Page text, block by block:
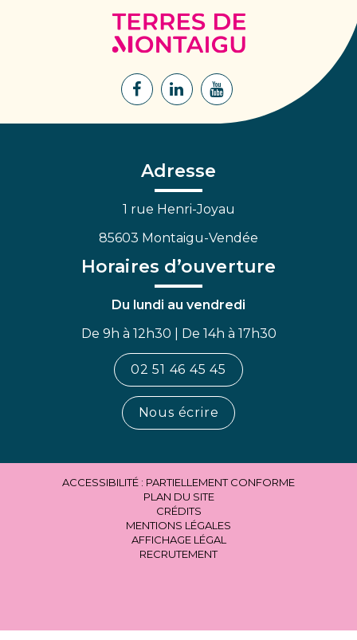
Terres
de
Montaigu
Lien
Facebook
Lien
Lien
Adresse
1 rue Henri-Joyau
85603 Montaigu-Vendée
Horaires d’ouverture
Du lundi au vendredi
De 9h à 12h30 | De 14h à 17h30
02 51 46 45 45
Nous écrire
ACCESSIBILITÉ : PARTIELLEMENT CONFORME
PLAN DU SITE
CRÉDITS
MENTIONS LÉGALES
AFFICHAGE LÉGAL
RECRUTEMENT